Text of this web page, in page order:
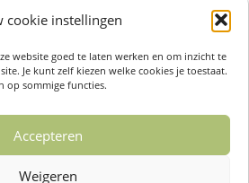
cookie instellingen
website goed te laten werken en om inzicht te
Je kunt zelf kiezen welke cookies je toestaat.
op sommige functies.
Accepteren
Weigeren
Story
Luck – A Beautiful Story
Toevoegen aan winkelwagen